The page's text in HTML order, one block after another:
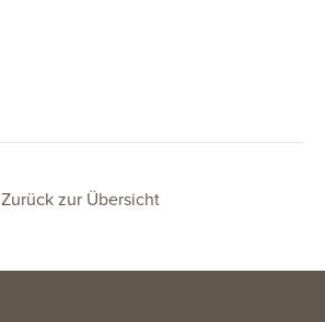
Zurück zur Übersicht